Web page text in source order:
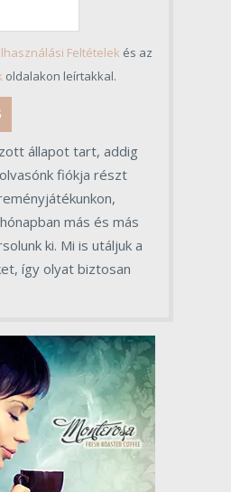
Feltételek és az
oldalakon leírtakkal.
állapot tart, addig
fiókja részt
más és más
ki. Mi is utáljuk a
így olyat biztosan